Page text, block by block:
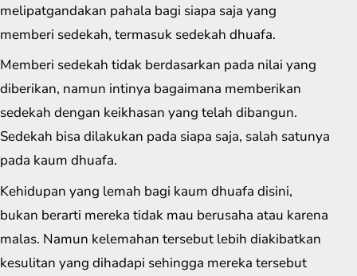
melipatgandakan pahala bagi siapa saja yang
memberi sedekah, termasuk sedekah dhuafa.
Memberi sedekah tidak berdasarkan pada nilai yang
diberikan, namun intinya bagaimana memberikan
sedekah dengan keikhasan yang telah dibangun.
Sedekah bisa dilakukan pada siapa saja, salah satunya
pada kaum dhuafa.
Kehidupan yang lemah bagi kaum dhuafa disini,
bukan berarti mereka tidak mau berusaha atau karena
malas. Namun kelemahan tersebut lebih diakibatkan
kesulitan yang dihadapi sehingga mereka tersebut